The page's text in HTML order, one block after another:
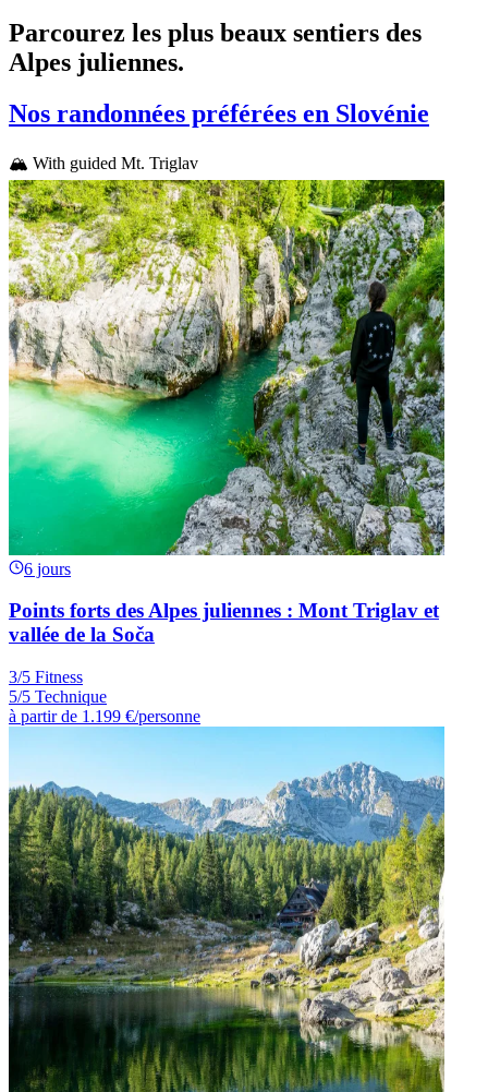
Parcourez les plus beaux sentiers des
Alpes juliennes.
Nos randonnées préférées en Slovénie
🏔️ With guided Mt. Triglav
6 jours
Points forts des Alpes juliennes : Mont Triglav et
vallée de la Soča
3/5 Fitness
5/5 Technique
à partir de 1.199 €/personne